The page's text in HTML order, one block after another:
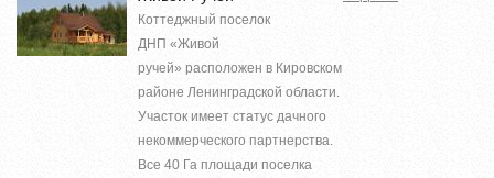
Коттеджный поселок
ДНП «Живой
ручей» расположен в Кировском
районе Ленинградской области.
Участок имеет статус дачного
некоммерческого партнерства.
Все 40 Га площади поселка